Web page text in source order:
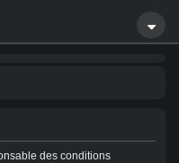
des conditions